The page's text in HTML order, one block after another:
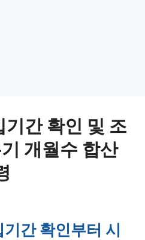
간 확인 및 조
개월수 합산
간 확인부터 시